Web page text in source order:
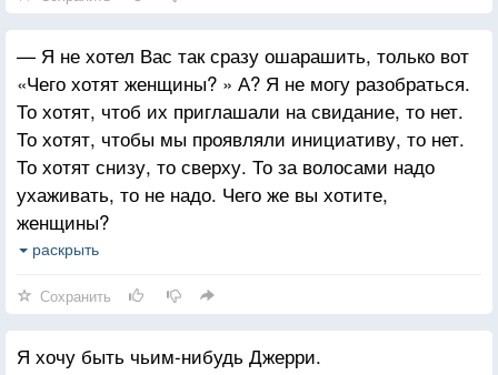
— Я не хотел Вас так сразу ошарашить, только вот
«Чего хотят женщины? » А? Я не могу разобраться.
То хотят, чтоб их приглашали на свидание, то нет.
То хотят, чтобы мы проявляли инициативу, то нет.
То хотят снизу, то сверху. То за волосами надо
ухаживать, то не надо. Чего же вы хотите,
женщины?
— Я скажу, но дайте слово, что этого больше никто
— Я клянусь!
— Это тайна, священная!
— Священная тайна!
раскрыть
Сохранить
Я хочу быть чьим-нибудь Джерри.